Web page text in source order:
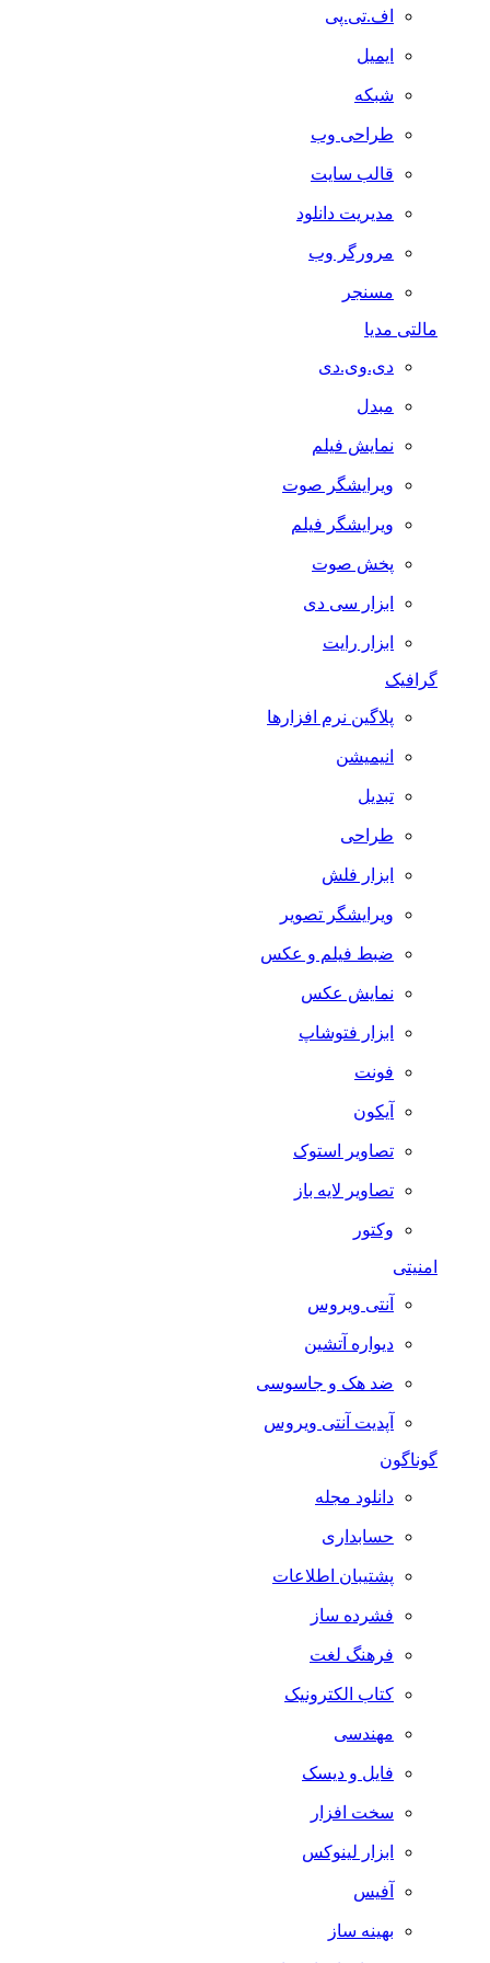
اف.تی.پی
ایمیل
شبکه
طراحی وب
قالب سایت
مدیریت دانلود
مرورگر وب
مسنجر
مالتی مدیا
دی.وی.دی
مبدل
نمایش فیلم
ویرایشگر صوت
ویرایشگر فیلم
پخش صوت
ابزار سی دی
ابزار رایت
گرافیک
پلاگین نرم افزارها
انیمیشن
تبدیل
طراحی
ابزار فلش
ویرایشگر تصویر
ضبط فيلم و عكس
نمایش عکس
ابزار فتوشاپ
فونت
آیکون
تصاویر استوک
تصاویر لایه باز
وکتور
امنیتی
آنتی ویروس
دیواره آتشین
ضد هک و جاسوسی
آپدیت آنتی ویروس
گوناگون
دانلود مجله
حسابداری
پشتیبان اطلاعات
فشرده ساز
فرهنگ لغت
کتاب الکترونیک
مهندسی
فایل و دیسک
سخت افزار
ابزار لینوکس
آفیس
بهینه ساز